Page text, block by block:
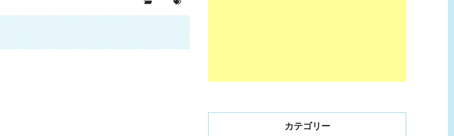
カテゴリー